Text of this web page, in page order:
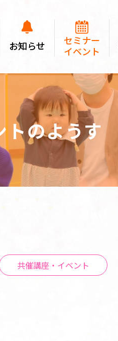
お知らせ
セミナー
イベント
トのようす
共催講座・イベント